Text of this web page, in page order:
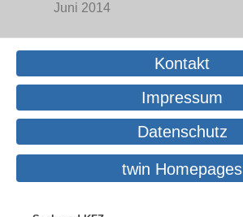
Juni 2014
Kontakt
Impressum
Datenschutz
twin Homepages